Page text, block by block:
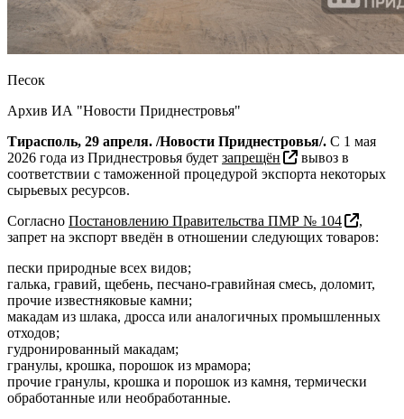
Песок
Архив ИА "Новости Приднестровья"
Тирасполь, 29 апреля. /Новости Приднестровья/. С 1 мая
2026 года из Приднестровья будет запрещён
вывоз в
соответствии с таможенной процедурой экспорта некоторых
сырьевых ресурсов.
Согласно Постановлению Правительства ПМР № 104
,
запрет на экспорт введён в отношении следующих товаров:
пески природные всех видов;
галька, гравий, щебень, песчано-гравийная смесь, доломит,
прочие известняковые камни;
макадам из шлака, дросса или аналогичных промышленных
отходов;
гудронированный макадам;
гранулы, крошка, порошок из мрамора;
прочие гранулы, крошка и порошок из камня, термически
обработанные или необработанные.